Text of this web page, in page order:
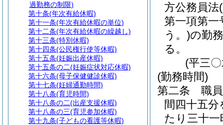
方公務員法
第一項第一
う。)の勤
る。
(平三
(勤務時間)
第二条
職
間四十五
たり三十
過勤務の制限)
第十条(年次有給休暇)
第十一条(年次有給休暇の単位)
第十二条(年次有給休暇の繰越し)
第十三条(特別休暇)
第十四条(公民権行使等休暇)
第十五条(妊娠出産休暇)
第十五条の二(妊娠症状対応休暇)
第十六条(母子保健健診休暇)
第十七条(妊婦通勤時間)
第十八条(育児時間)
第十八条の二(出産支援休暇)
第十八条の三(育児参加休暇)
第十九条(子どもの看護等休暇)